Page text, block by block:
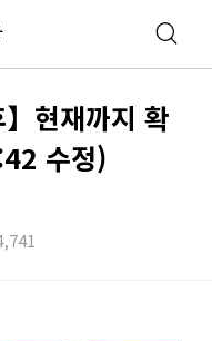
현재까지 확
수정)